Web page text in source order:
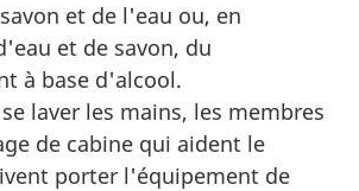
et de l'eau ou, en
et de savon, du
à base d'alcool.
laver les mains, les membres
de cabine qui aident le
porter l'équipement de